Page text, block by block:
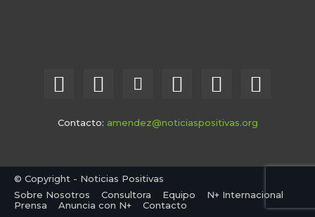
Contacto: amendez@noticiaspositivas.org
© Copyright - Noticias Positivas
Sobre Nosotros
Consultora Equipo
N+ Internacional
Prensa
Anuncia con N+ Contacto